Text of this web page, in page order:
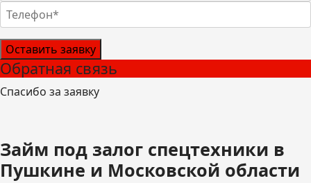
Оставить заявку
Обратная связь
Спасибо за заявку
Займ под залог спецтехники в
Пушкине и Московской области